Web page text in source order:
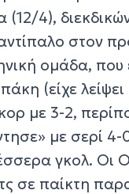
(12/4),
στον
ομάδα,
(είχε
με 3-2,
με σερί
γκολ. Οι
σε παίκτη